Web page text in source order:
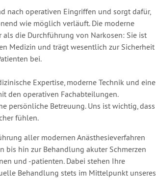
nach operativen Eingriffen und sorgt dafür,
wie möglich verläuft. Die moderne
die Durchführung von Narkosen: Sie ist
Medizin und trägt wesentlich zur Sicherheit
bei.
Expertise, moderne Technik und eine
den operativen Fachabteilungen.
persönliche Betreuung. Uns ist wichtig, dass
fühlen.
aller modernen Anästhesieverfahren
bis hin zur Behandlung akuter Schmerzen
und -patienten. Dabei stehen Ihre
Behandlung stets im Mittelpunkt unseres